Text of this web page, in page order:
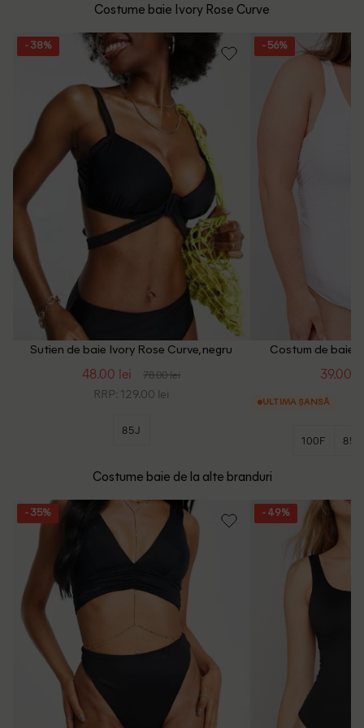
contact@outletmag.ro]
Intrebari frecvente
Costume baie Ivory Rose Curve
- 38%
Sutien de baie Ivory Rose Curve, negru
48.00 lei 78.00 lei
RRP: 129.00 lei
85J
- 56%
Costum de baie
39.00
ULTIMA ȘANSĂ
100F 85B
Costume baie de la alte branduri
- 35% - 49%